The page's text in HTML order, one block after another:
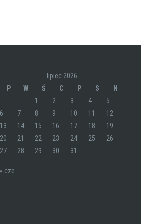
lipiec 2026
P
W Ś C P S
N
1
2 3 4
5
6
7 8 9 10 11
12
13
14 15 16 17 18
19
20
21 22 23 24 25
26
27
28 29 30 31
« cze